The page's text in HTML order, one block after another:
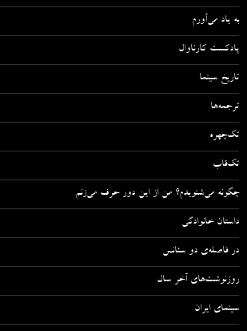
به یاد می‌آورم
پادکست کارناوال
تاریخ سینما
ترجمه‌ها
تک‌چهره
تک‌قاب
چگونه می‌شنویدم؟ من از این دور حرف می‌زنم
داستان خانوادگی
در فاصله‌ی دو سئانس
روزنوشت‌های آخر سال
سینمای ایران